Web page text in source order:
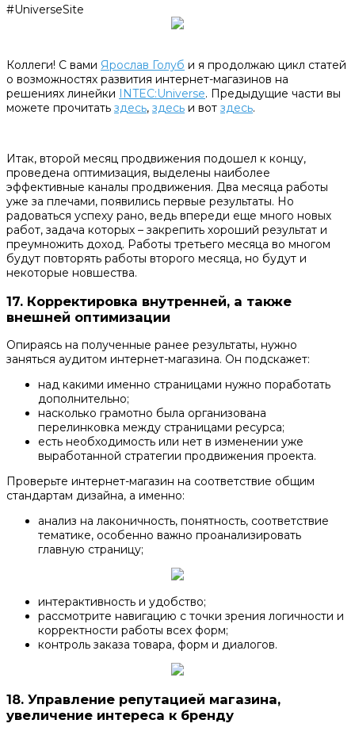
#UniverseSite
Коллеги! С вами Ярослав Голуб и я продолжаю цикл статей
о возможностях развития интернет-магазинов на
решениях линейки INTEC:Universe. Предыдущие части вы
можете прочитать здесь, здесь и вот здесь.
Итак, второй месяц продвижения подошел к концу,
проведена оптимизация, выделены наиболее
эффективные каналы продвижения. Два месяца работы
уже за плечами, появились первые результаты. Но
радоваться успеху рано, ведь впереди еще много новых
работ, задача которых – закрепить хороший результат и
преумножить доход. Работы третьего месяца во многом
будут повторять работы второго месяца, но будут и
некоторые новшества.
17. Корректировка внутренней, а также
внешней оптимизации
Опираясь на полученные ранее результаты, нужно
заняться аудитом интернет-магазина. Он подскажет:
над какими именно страницами нужно поработать
дополнительно;
насколько грамотно была организована
перелинковка между страницами ресурса;
есть необходимость или нет в изменении уже
выработанной стратегии продвижения проекта.
Проверьте интернет-магазин на соответствие общим
стандартам дизайна, а именно:
анализ на лаконичность, понятность, соответствие
тематике, особенно важно проанализировать
главную страницу;
интерактивность и удобство;
рассмотрите навигацию с точки зрения логичности и
корректности работы всех форм;
контроль заказа товара, форм и диалогов.
18. Управление репутацией магазина,
увеличение интереса к бренду